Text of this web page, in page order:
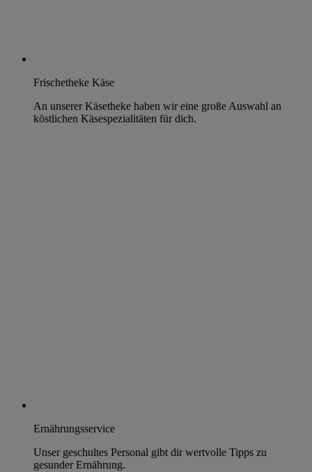
Frischetheke Käse
An unserer Käsetheke haben wir eine große Auswahl an
köstlichen Käsespezialitäten für dich.
Ernährungsservice
Unser geschultes Personal gibt dir wertvolle Tipps zu
gesunder Ernährung.